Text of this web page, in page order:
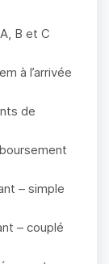
B et C
à l’arrivée
de
– simple
– couplé